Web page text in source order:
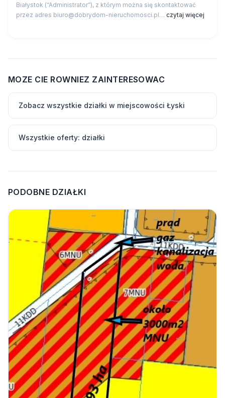
Białystok (“Administrator”), z którym można się skontaktować
przez adres biuro@dobrydom-nieruchomosci.pl… czytaj więcej
MOZE CIE ROWNIEZ ZAINTERESOWAC
Zobacz wszystkie działki w miejscowości Łyski
Wszystkie oferty: działki
PODOBNE DZIAŁKI